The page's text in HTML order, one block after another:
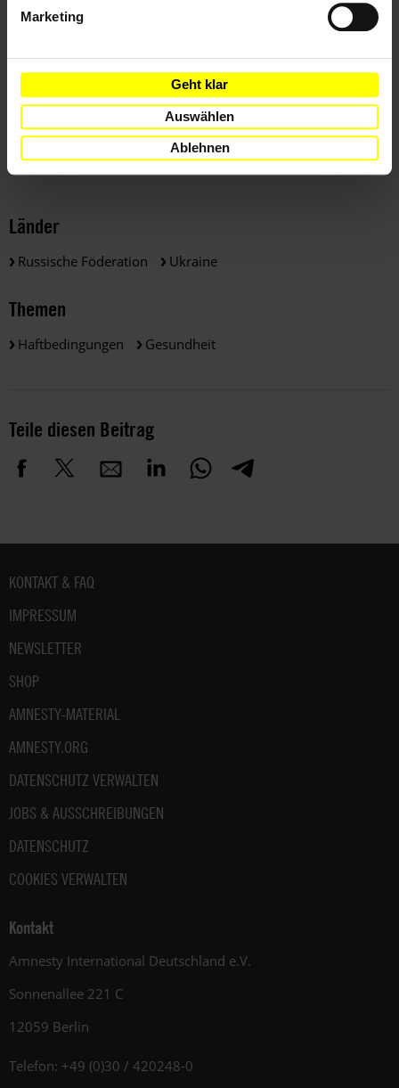
Marketing
Geht klar
Auswählen
Ablehnen
UA-079/2019-2
Weitere Informationen
Länder
Russische Föderation Ukraine
Themen
Haftbedingungen Gesundheit
Teile diesen Beitrag
Fußbereich
KONTAKT & FAQ
IMPRESSUM
NEWSLETTER
SHOP
AMNESTY-MATERIAL
AMNESTY.ORG
DATENSCHUTZ VERWALTEN
JOBS & AUSSCHREIBUNGEN
DATENSCHUTZ
COOKIES VERWALTEN
Kontakt
Amnesty International Deutschland e.V.
Sonnenallee 221 C
12059 Berlin
Telefon: +49 (0)30 / 420248-0